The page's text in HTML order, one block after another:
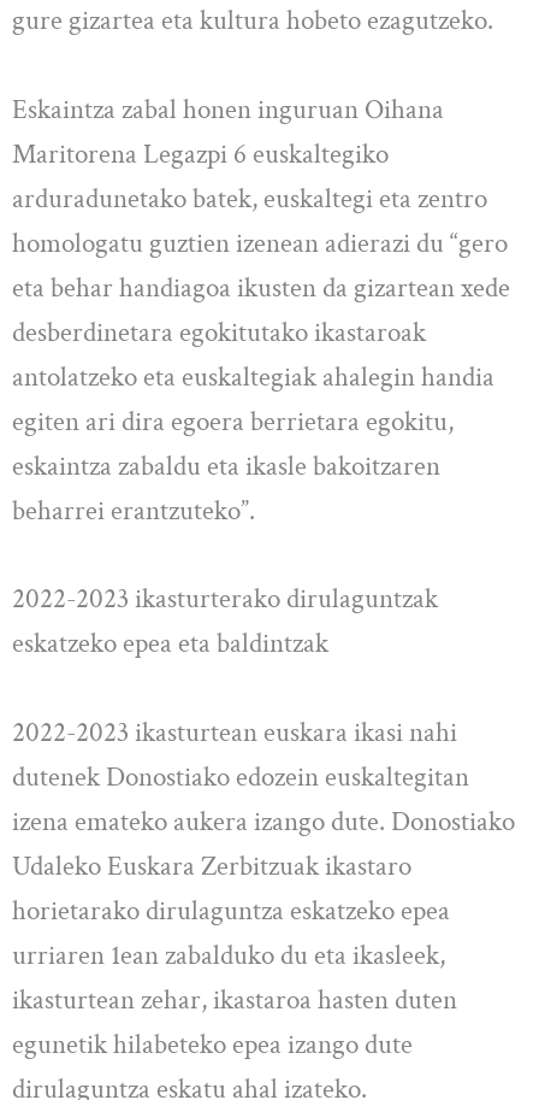
gure gizartea eta kultura hobeto ezagutzeko.
Eskaintza zabal honen inguruan Oihana
Maritorena Legazpi 6 euskaltegiko
arduradunetako batek, euskaltegi eta zentro
homologatu guztien izenean adierazi du “gero
eta behar handiagoa ikusten da gizartean xede
desberdinetara egokitutako ikastaroak
antolatzeko eta euskaltegiak ahalegin handia
egiten ari dira egoera berrietara egokitu,
eskaintza zabaldu eta ikasle bakoitzaren
beharrei erantzuteko”.
2022-2023 ikasturterako dirulaguntzak
eskatzeko epea eta baldintzak
2022-2023 ikasturtean euskara ikasi nahi
dutenek Donostiako edozein euskaltegitan
izena emateko aukera izango dute. Donostiako
Udaleko Euskara Zerbitzuak ikastaro
horietarako dirulaguntza eskatzeko epea
urriaren 1ean zabalduko du eta ikasleek,
ikasturtean zehar, ikastaroa hasten duten
egunetik hilabeteko epea izango dute
dirulaguntza eskatu ahal izateko.